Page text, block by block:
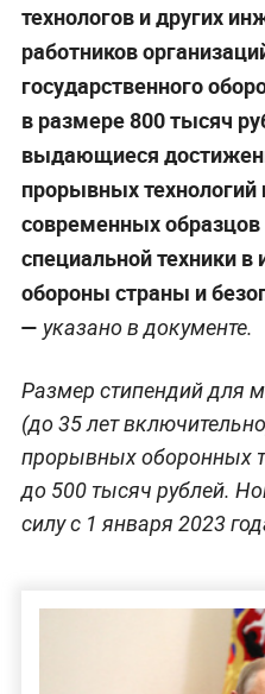
технологов и других
работников
государственного
в размере 800 тысяч
выдающиеся
прорывных технологий
современных
специальной техники в
обороны страны и
— указано в документе.
Размер стипендий для
(до 35 лет
прорывных оборонных
до 500 тысяч рублей.
силу с 1 января 2023